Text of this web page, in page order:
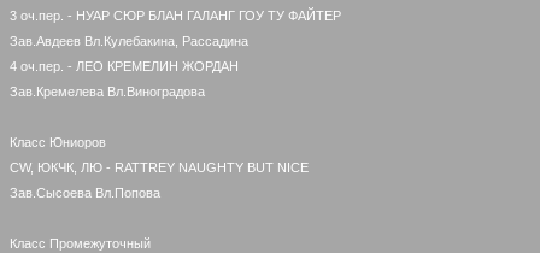
3 оч.пер. - НУАР СЮР БЛАН ГАЛАНГ ГОУ ТУ ФАЙТЕР
Зав.Авдеев Вл.Кулебакина, Рассадина
4 оч.пер. - ЛЕО КРЕМЕЛИН ЖОРДАН
Зав.Кремелева Вл.Виноградова
Класс Юниоров
CW, ЮКЧК, ЛЮ - RATTREY NAUGHTY BUT NICE
Зав.Сысоева Вл.Попова
Класс Промежуточный